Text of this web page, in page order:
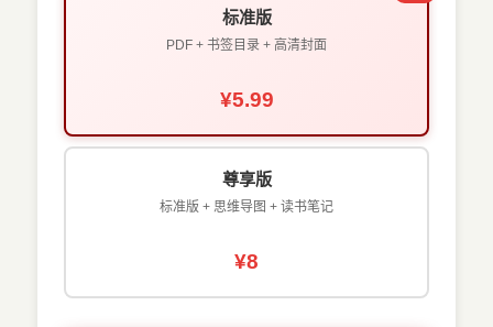
标准版
PDF + 书签目录 + 高清封面
¥5.99
尊享版
标准版 + 思维导图 + 读书笔记
¥8